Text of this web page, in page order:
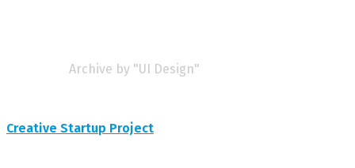
Archive by "UI Design"
Creative Startup Project